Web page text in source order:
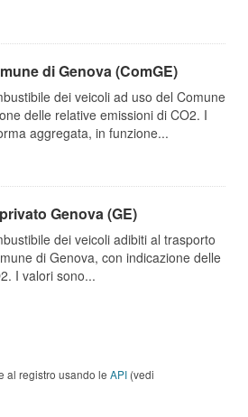
di Genova (ComGE)
dei veicoli ad uso del Comune
delle relative emissioni di CO2. I
aggregata, in funzione...
Genova (GE)
dei veicoli adibiti al trasporto
di Genova, con indicazione delle
I valori sono...
al registro usando le API (vedi